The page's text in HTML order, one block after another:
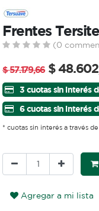
Frentes
(0
$57.179,66 $
3 cuotas sin interés
6 cuotas sin interés
* cuotas sin interés a través
Agregar a mi lista